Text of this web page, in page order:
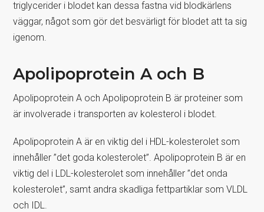
triglycerider i blodet kan dessa fastna vid blodkärlens
väggar, något som gör det besvärligt för blodet att ta sig
igenom.
Apolipoprotein A och B
Apolipoprotein A och Apolipoprotein B är proteiner som
är involverade i transporten av kolesterol i blodet.
Apolipoprotein A är en viktig del i HDL-kolesterolet som
innehåller ”det goda kolesterolet”. Apolipoprotein B är en
viktig del i LDL-kolesterolet som innehåller ”det onda
kolesterolet”, samt andra skadliga fettpartiklar som VLDL
och IDL.